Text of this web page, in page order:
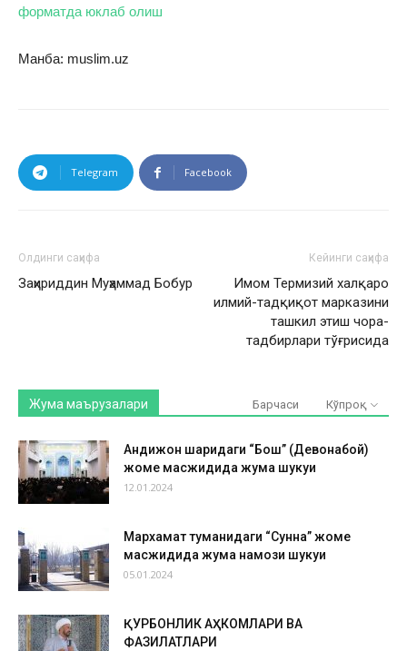
форматда юклаб олиш
Манба: muslim.uz
Telegram Facebook
Олдинги саҳифа
Заҳириддин Муҳаммад Бобур
Кейинги саҳифа
Имом Термизий халқаро
илмий-тадқиқот марказини
ташкил этиш чора-
тадбирлари тўғрисида
Жума маърузалари Барчаси Кўпроқ
Андижон шаҳридаги “Бош” (Девонабой)
жоме масжидида жума шукуҳи
12.01.2024
Мархамат туманидаги “Сунна” жоме
масжидида жума намози шукуҳи
05.01.2024
ҚУРБОНЛИК АҲКОМЛАРИ ВА
ФАЗИЛАТЛАРИ